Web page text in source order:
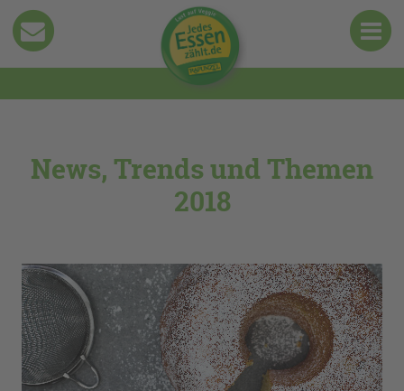
News, Trends und Themen
2018